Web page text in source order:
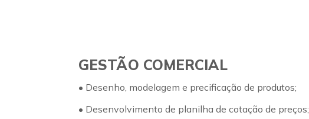
GESTÃO COMERCIAL
• Desenho, modelagem e precificação de produtos;
• Desenvolvimento de planilha de cotação de preços;